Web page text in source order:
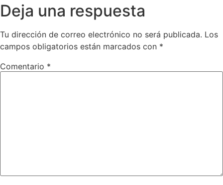
Deja una respuesta
Tu dirección de correo electrónico no será publicada. Los
campos obligatorios están marcados con *
Comentario *